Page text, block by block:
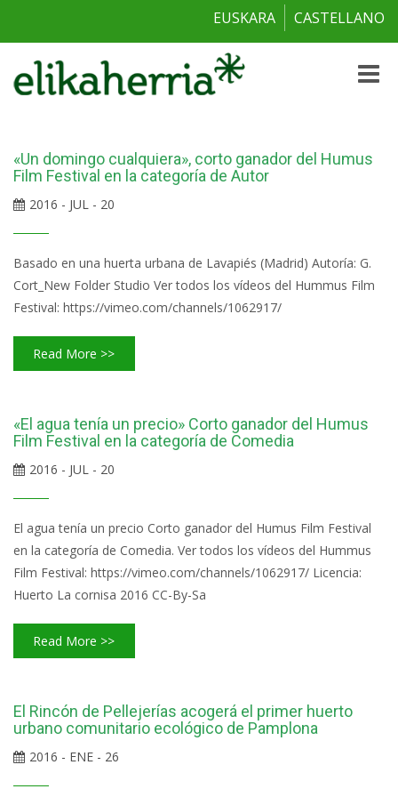
EUSKARA CASTELLANO
Toggle
«Un domingo cualquiera», corto ganador del Humus
Film Festival en la categoría de Autor
2016 - JUL - 20
Basado en una huerta urbana de Lavapiés (Madrid) Autoría: G.
Cort_New Folder Studio Ver todos los vídeos del Hummus Film
Festival: https://vimeo.com/channels/1062917/
Read More >>
«El agua tenía un precio» Corto ganador del Humus
Film Festival en la categoría de Comedia
2016 - JUL - 20
El agua tenía un precio Corto ganador del Humus Film Festival
en la categoría de Comedia. Ver todos los vídeos del Hummus
Film Festival: https://vimeo.com/channels/1062917/ Licencia:
Huerto La cornisa 2016 CC-By-Sa
Read More >>
El Rincón de Pellejerías acogerá el primer huerto
urbano comunitario ecológico de Pamplona
2016 - ENE - 26